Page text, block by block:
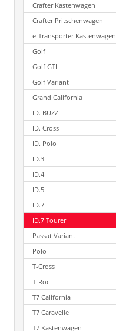
Crafter Kastenwagen
Crafter Pritschenwagen
e-Transporter Kastenwagen
Golf
Golf GTI
Golf Variant
Grand California
ID. BUZZ
ID. Cross
ID. Polo
ID.3
ID.4
ID.5
ID.7
ID.7 Tourer
Passat Variant
Polo
T-Cross
T-Roc
T7 California
T7 Caravelle
T7 Kastenwagen